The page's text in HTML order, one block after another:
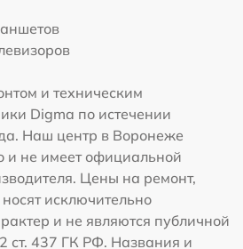
и техническим
Digma по истечении
Наш центр в Воронеже
и не имеет официальной
Цены на ремонт,
исключительно
и не являются публичной
ст. 437 ГК РФ. Названия и